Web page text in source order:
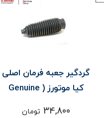
گردگير جعبه فرمان اصلی
کیا موتورز ( Genuine
34,800 تومان